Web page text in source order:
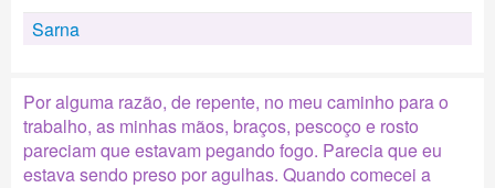
Sarna
Por alguma razão, de repente, no meu caminho para o
trabalho, as minhas mãos, braços, pescoço e rosto
pareciam que estavam pegando fogo. Parecia que eu
estava sendo preso por agulhas. Quando comecei a